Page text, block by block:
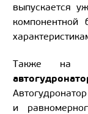
выпускается
компонентной
Также на
и